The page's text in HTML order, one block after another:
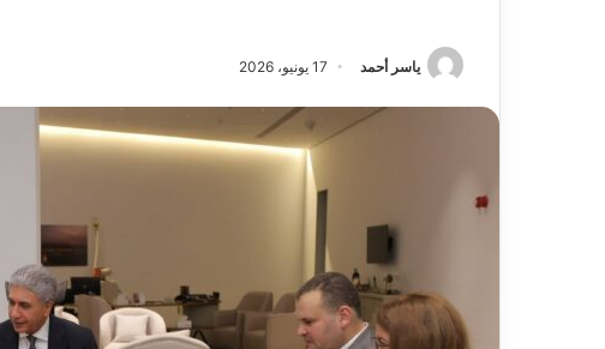
ياسر أحمد 17 يونيو، 2026